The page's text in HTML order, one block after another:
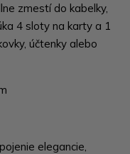
zmestí do kabelky,
4 sloty na karty a 1
účtenky alebo
elegancie,